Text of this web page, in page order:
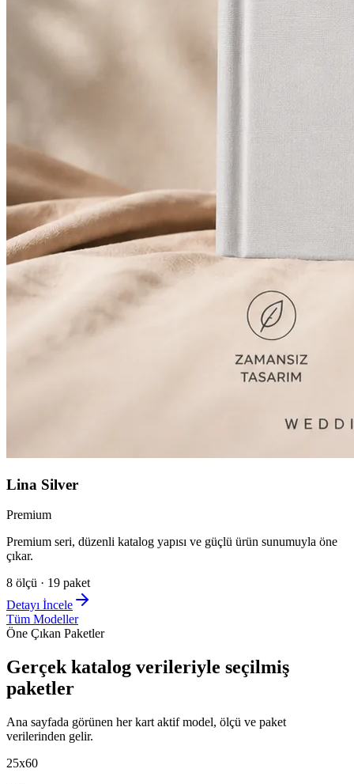
Lina Silver
Premium
Premium seri, düzenli katalog yapısı ve güçlü ürün sunumuyla öne
çıkar.
8 ölçü · 19 paket
Detayı İncele
Tüm Modeller
Öne Çıkan Paketler
Gerçek katalog verileriyle seçilmiş
paketler
Ana sayfada görünen her kart aktif model, ölçü ve paket
verilerinden gelir.
25x60